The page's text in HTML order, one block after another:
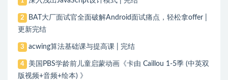
2
BAT大厂面试官全面破解Android面试痛点，轻松拿offer |
更新完结
3 acwing算法基础课与提高课 | 完结
4
美国PBS学龄前儿童启蒙动画《卡由 Caillou 1-5季 (中英双
版视频+音频+绘本) 》